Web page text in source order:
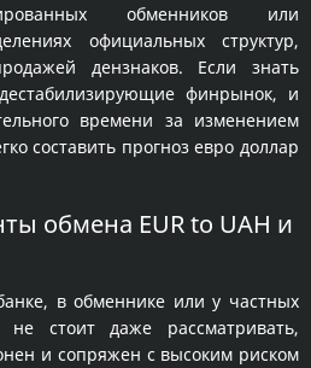
обменников или
официальных структур,
дензнаков. Если знать
финрынок, и
времени за изменением
составить прогноз евро доллар
обмена EUR to UAH и
в обменнике или у частных
стоит даже рассматривать,
и сопряжен с высоким риском